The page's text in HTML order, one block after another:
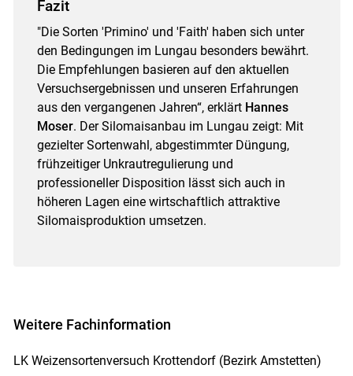
Fazit
"Die Sorten 'Primino' und 'Faith' haben sich unter
den Bedingungen im Lungau besonders bewährt.
Die Empfehlungen basieren auf den aktuellen
Versuchsergebnissen und unseren Erfahrungen
aus den vergangenen Jahren“, erklärt Hannes
Moser. Der Silomaisanbau im Lungau zeigt: Mit
gezielter Sortenwahl, abgestimmter Düngung,
frühzeitiger Unkrautregulierung und
professioneller Disposition lässt sich auch in
höheren Lagen eine wirtschaftlich attraktive
Silomaisproduktion umsetzen.
Weitere Fachinformation
LK Weizensortenversuch Krottendorf (Bezirk Amstetten)